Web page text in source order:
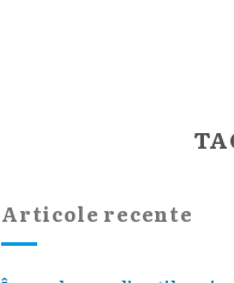
Articole recente